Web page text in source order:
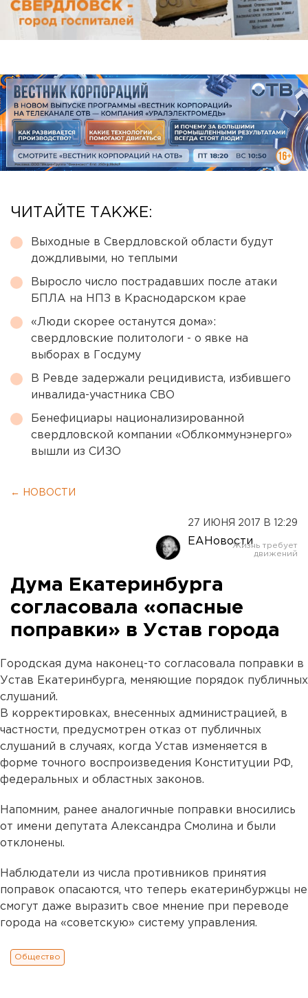
ЧИТАЙТЕ ТАКЖЕ:
Выходные в Свердловской области будут
дождливыми, но теплыми
Выросло число пострадавших после атаки
БПЛА на НПЗ в Краснодарском крае
«Люди скорее останутся дома»:
свердловские политологи - о явке на
выборах в Госдуму
В Ревде задержали рецидивиста, избившего
инвалида-участника СВО
Бенефициары национализированной
свердловской компании «Облкоммунэнерго»
вышли из СИЗО
← НОВОСТИ
27 ИЮНЯ 2017 В 12:29
ЕАНовости
Дума Екатеринбурга
согласовала «опасные
поправки» в Устав города
Городская дума наконец-то согласовала поправки в
Устав Екатеринбурга, меняющие порядок публичных
слушаний.
В корректировках, внесенных администрацией, в
частности, предусмотрен отказ от публичных
слушаний в случаях, когда Устав изменяется в
форме точного воспроизведения Конституции РФ,
федеральных и областных законов.
Напомним, ранее аналогичные поправки вносились
от имени депутата Александра Смолина и были
отклонены.
Наблюдатели из числа противников принятия
поправок опасаются, что теперь екатеринбуржцы не
смогут даже выразить свое мнение при переводе
города на «советскую» систему управления.
Общество